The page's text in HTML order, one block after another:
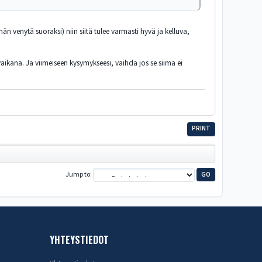
venytä suoraksi) niin siitä tulee varmasti hyvä ja kelluva,
Ja viimeiseen kysymykseesi, vaihda jos se siima ei
PRINT
Jump to
YHTEYSTIEDOT